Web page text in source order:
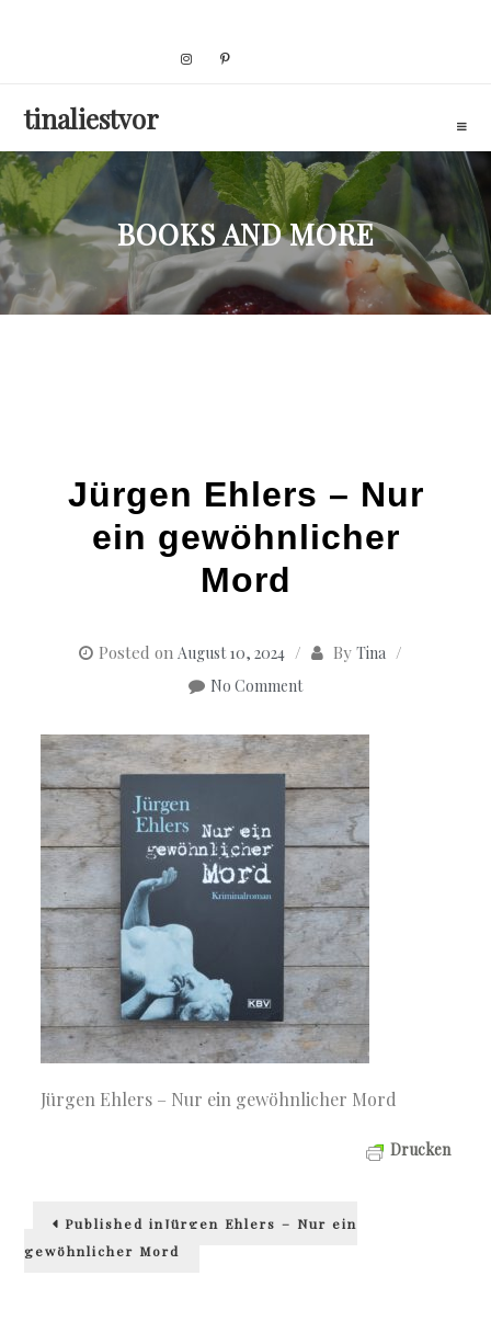
tinaliestvor
BOOKS AND MORE
Jürgen Ehlers – Nur
ein gewöhnlicher
Mord
Posted on August 10, 2024 By Tina
No Comment
Jürgen Ehlers – Nur ein gewöhnlicher Mord
Drucken
Beitragsnavigation
Published inJürgen Ehlers – Nur ein
gewöhnlicher Mord